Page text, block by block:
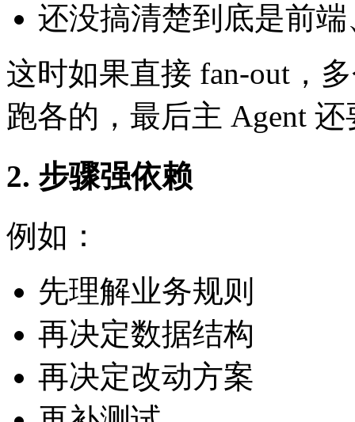
还没搞清楚到底是前
这时如果直接 fan-out，
跑各的，最后主 Agent
2. 步骤强依赖
例如：
先理解业务规则
再决定数据结构
再决定改动方案